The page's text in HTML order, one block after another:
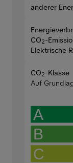
anderer
CO2-
Elektrische
CO2-Klasse
Auf
A
B
C